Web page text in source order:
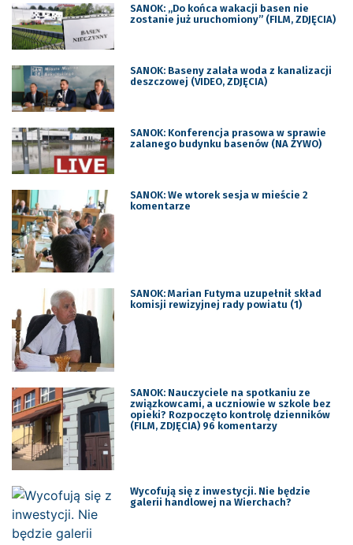
SANOK: „Do końca wakacji basen nie
zostanie już uruchomiony” (FILM, ZDJĘCIA)
SANOK: Baseny zalała woda z kanalizacji
deszczowej (VIDEO, ZDJĘCIA)
SANOK: Konferencja prasowa w sprawie
zalanego budynku basenów (NA ŻYWO)
SANOK: We wtorek sesja w mieście 2
komentarze
SANOK: Marian Futyma uzupełnił skład
komisji rewizyjnej rady powiatu (1)
SANOK: Nauczyciele na spotkaniu ze
związkowcami, a uczniowie w szkole bez
opieki? Rozpoczęto kontrolę dzienników
(FILM, ZDJĘCIA) 96 komentarzy
Wycofują się z inwestycji. Nie będzie
galerii handlowej na Wierchach?